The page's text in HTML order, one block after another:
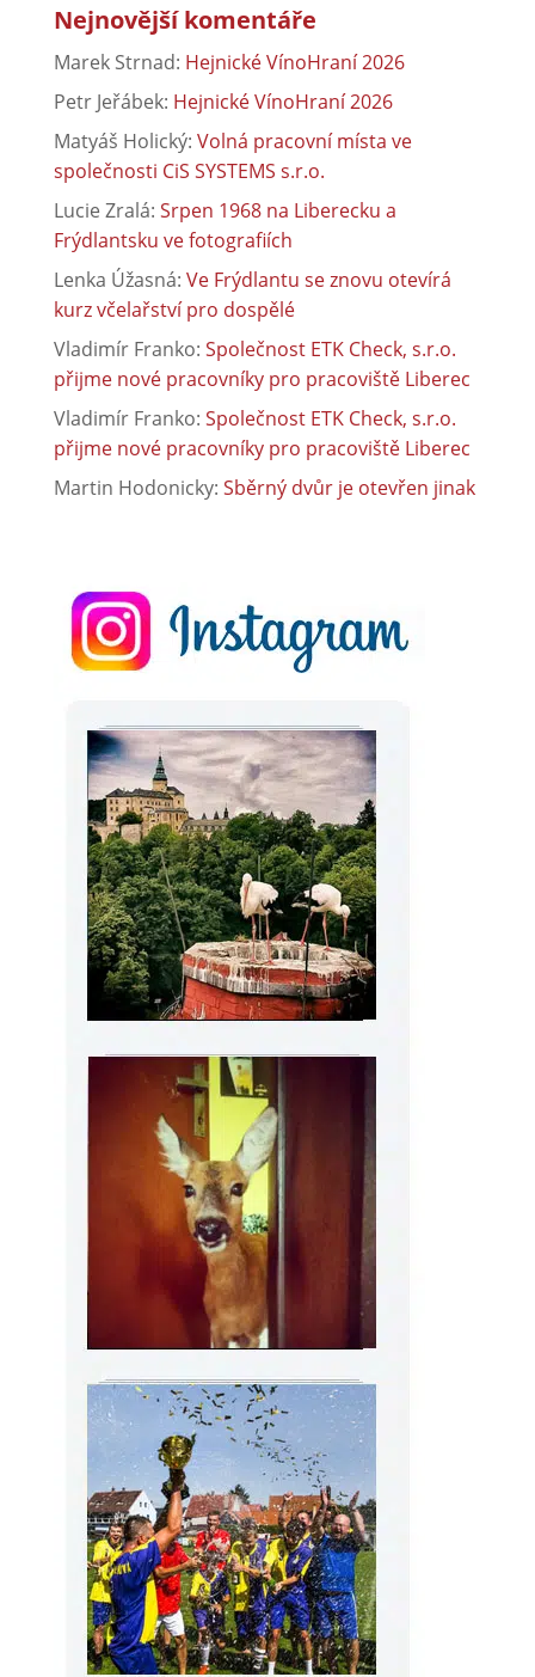
Nejnovější komentáře
Marek Strnad: Hejnické VínoHraní 2026
Petr Jeřábek: Hejnické VínoHraní 2026
Matyáš Holický: Volná pracovní místa ve
společnosti CiS SYSTEMS s.r.o.
Lucie Zralá: Srpen 1968 na Liberecku a
Frýdlantsku ve fotografiích
Lenka Úžasná: Ve Frýdlantu se znovu otevírá
kurz včelařství pro dospělé
Vladimír Franko: Společnost ETK Check, s.r.o.
přijme nové pracovníky pro pracoviště Liberec
Vladimír Franko: Společnost ETK Check, s.r.o.
přijme nové pracovníky pro pracoviště Liberec
Martin Hodonicky: Sběrný dvůr je otevřen jinak